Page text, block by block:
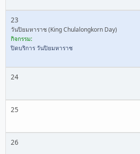
23
วันปิยมหาราช (King Chulalongkorn Day)
กิจกรรม:
ปิดบริการ วันปิยมหาราช
24
25
26